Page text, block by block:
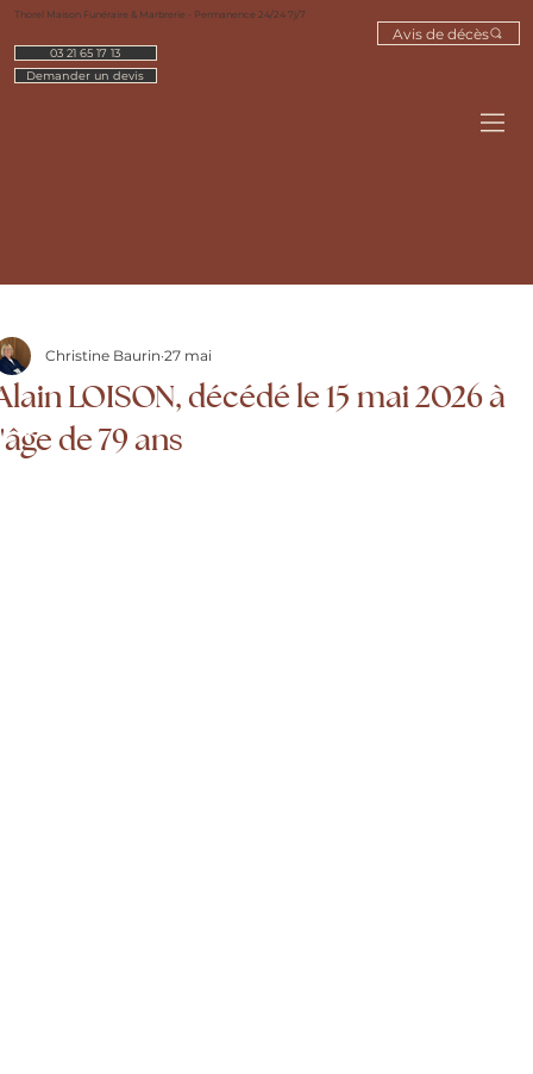
Avis de décès
Thorel Maison Funéraire & Marbrerie - Permanence 24/24 7j/7
03 21 65 17 13
Demander un devis
LOISON, décédé le 15 mai 2026 à
de 79 ans
Christine Baurin 27 mai